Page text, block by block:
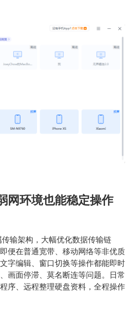
网环境也能稳定操作
输架构，大幅优化数据传输链
便在普通宽带、移动网络等非优质
字编辑、窗口切换等操作都能即时
画面停滞、莫名断连等问题。日常
序、远程整理硬盘资料，全程操作